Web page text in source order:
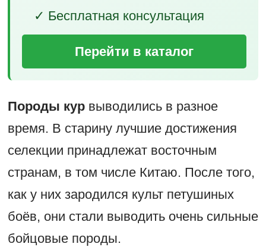
✓ Бесплатная консультация
Перейти в каталог
Породы курвыводились в разное
время. В старину лучшие достижения
селекции принадлежат восточным
странам, в том числе Китаю. После того,
как у них зародился культ петушиных
боёв, они стали выводить очень сильные
бойцовые породы.